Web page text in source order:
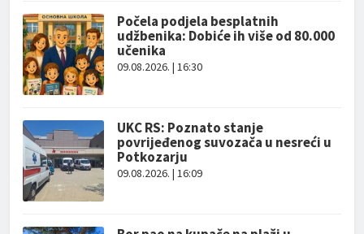
Počela podjela besplatnih
udžbenika: Dobiće ih više od 80.000
učenika
09.08.2026. | 16:30
UKC RS: Poznato stanje
povrijeđenog suvozača u nesreći u
Potkozarju
09.08.2026. | 16:09